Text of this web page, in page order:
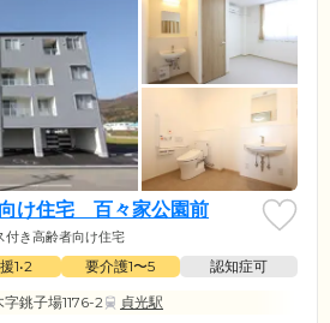
け住宅 百々家公園前
付き高齢者向け住宅
1•2 要介護1〜5
認知症可
銚子場1176-2
貞光駅